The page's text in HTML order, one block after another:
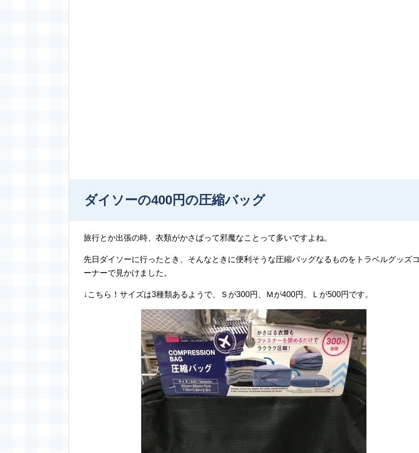
ダイソーの400円の圧縮バッグ
旅行とか出張の時、衣類がかさばって邪魔なことって多いですよね。
先日ダイソーに行ったとき、そんなときに便利そうな圧縮バッグなるものをトラベルグッズコ
ーナーで見かけました。
↓こちら！サイズは3種類あるようで、Ｓが300円、Ｍが400円、Ｌが500円です。